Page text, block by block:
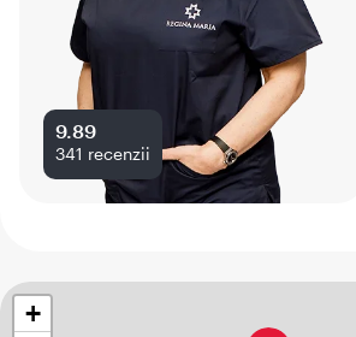
9.89
341 recenzii
+